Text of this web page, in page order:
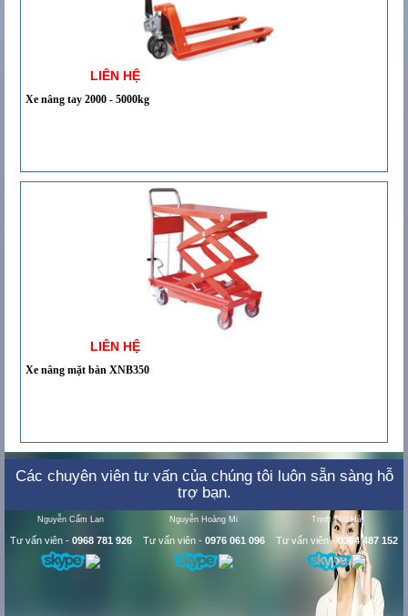
LIÊN HỆ
Xe nâng tay 2000 - 5000kg
LIÊN HỆ
Xe nâng mặt bàn XNB350
Các chuyên viên tư vấn của chúng tôi luôn sẵn sàng hỗ
trợ bạn.
Nguyễn Cẩm Lan
Tư vấn viên- 0968 781 926
Nguyễn Hoàng Mi
Tư vấn viên- 0976 061 096
Trịnh Thu Hà
Tư vấn viên-0364 487 152